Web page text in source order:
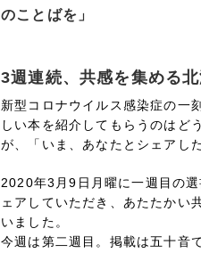
のことばを」
3週連続、共感を集める
新型コロナウイルス感染症の一
しい本を紹介してもらうのはど
が、「いま、あなたとシェアし
2020年3月9日月曜に一週目の
ェアしていただき、あたたかい
いました。
今週は第二週目。掲載は五十音